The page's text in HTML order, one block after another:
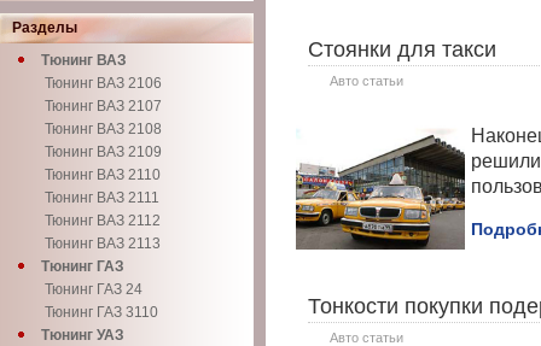
Разделы
Тюнинг ВАЗ
Тюнинг ВАЗ 2106
Тюнинг ВАЗ 2107
Тюнинг ВАЗ 2108
Тюнинг ВАЗ 2109
Тюнинг ВАЗ 2110
Тюнинг ВАЗ 2111
Тюнинг ВАЗ 2112
Тюнинг ВАЗ 2113
Тюнинг ГАЗ
Тюнинг ГАЗ 24
Тюнинг ГАЗ 3110
Тюнинг УАЗ
Стоянки для такси
Авто статьи
Тонкости покупки
Авто статьи